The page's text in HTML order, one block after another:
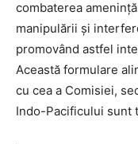
combaterea
manipulării și
promovând astfel
Această formulare
cu cea a Comisiei,
Indo-Pacificului sunt